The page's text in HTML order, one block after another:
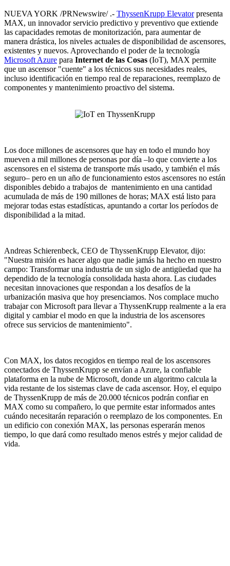
NUEVA YORK /PRNewswire/ .- ThyssenKrupp Elevatorpresenta
MAX, un innovador servicio predictivo y preventivo que extiende
las capacidades remotas de monitorización, para aumentar de
manera drástica, los niveles actuales de disponibilidad de ascensores,
existentes y nuevos. Aprovechando el poder de la tecnología
Microsoft Azure para Internet de las Cosas (IoT), MAX permite
que un ascensor "cuente" a los técnicos sus necesidades reales,
incluso identificación en tiempo real de reparaciones, reemplazo de
componentes y mantenimiento proactivo del sistema.
Los doce millones de ascensores que hay en todo el mundo hoy
mueven a mil millones de personas por día –lo que convierte a los
ascensores en el sistema de transporte más usado, y también el más
seguro– pero en un año de funcionamiento estos ascensores no están
disponibles debido a trabajos de mantenimiento en una cantidad
acumulada de más de 190 millones de horas; MAX está listo para
mejorar todas estas estadísticas, apuntando a cortar los períodos de
disponibilidad a la mitad.
Andreas Schierenbeck, CEO de ThyssenKrupp Elevator, dijo:
"Nuestra misión es hacer algo que nadie jamás ha hecho en nuestro
campo: Transformar una industria de un siglo de antigüedad que ha
dependido de la tecnología consolidada hasta ahora. Las ciudades
necesitan innovaciones que respondan a los desafíos de la
urbanización masiva que hoy presenciamos. Nos complace mucho
trabajar con Microsoft para llevar a ThyssenKrupp realmente a la era
digital y cambiar el modo en que la industria de los ascensores
ofrece sus servicios de mantenimiento".
Con MAX, los datos recogidos en tiempo real de los ascensores
conectados de ThyssenKrupp se envían a Azure, la confiable
plataforma en la nube de Microsoft, donde un algoritmo calcula la
vida restante de los sistemas clave de cada ascensor. Hoy, el equipo
de ThyssenKrupp de más de 20.000 técnicos podrán confiar en
MAX como su compañero, lo que permite estar informados antes
cuándo necesitarán reparación o reemplazo de los componentes. En
un edificio con conexión MAX, las personas esperarán menos
tiempo, lo que dará como resultado menos estrés y mejor calidad de
vida.